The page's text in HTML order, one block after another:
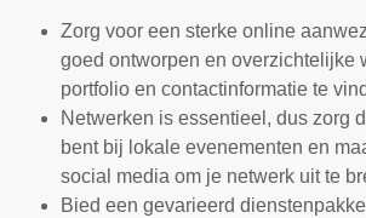
Zorg voor een sterke online
goed ontworpen en overzichtelijke
portfolio en contactinformatie te
Netwerken is essentieel, dus zorg
bent bij lokale evenementen en
social media om je netwerk uit te
Bied een gevarieerd